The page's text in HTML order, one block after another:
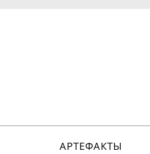
АРТЕФАКТЫ